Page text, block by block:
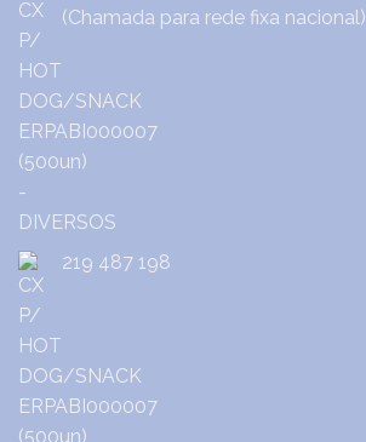
(Chamada para rede fixa nacional)
219 487 198